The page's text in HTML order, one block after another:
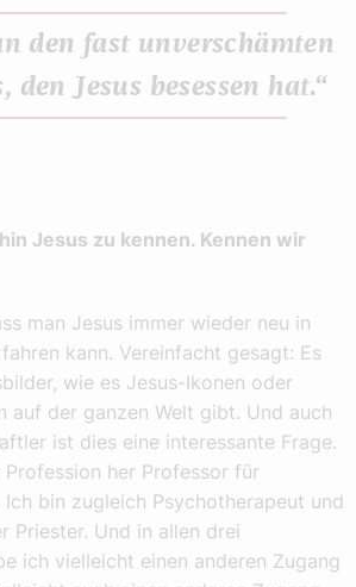
den fast unverschämten
den Jesus besessen hat.“
Jesus zu kennen. Kennen wir
man Jesus immer wieder neu in
kann. Vereinfacht gesagt: Es
wie es Jesus-Ikonen oder
auf der ganzen Welt gibt. Und auch
ist dies eine interessante Frage.
her Professor für
bin zugleich Psychotherapeut und
Priester. Und in allen drei
ich vielleicht einen anderen Zugang